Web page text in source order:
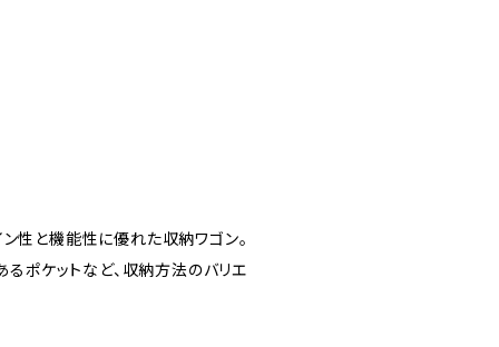
性と機能性に優れた収納ワゴン。
ポケットなど、収納方法のバリエ